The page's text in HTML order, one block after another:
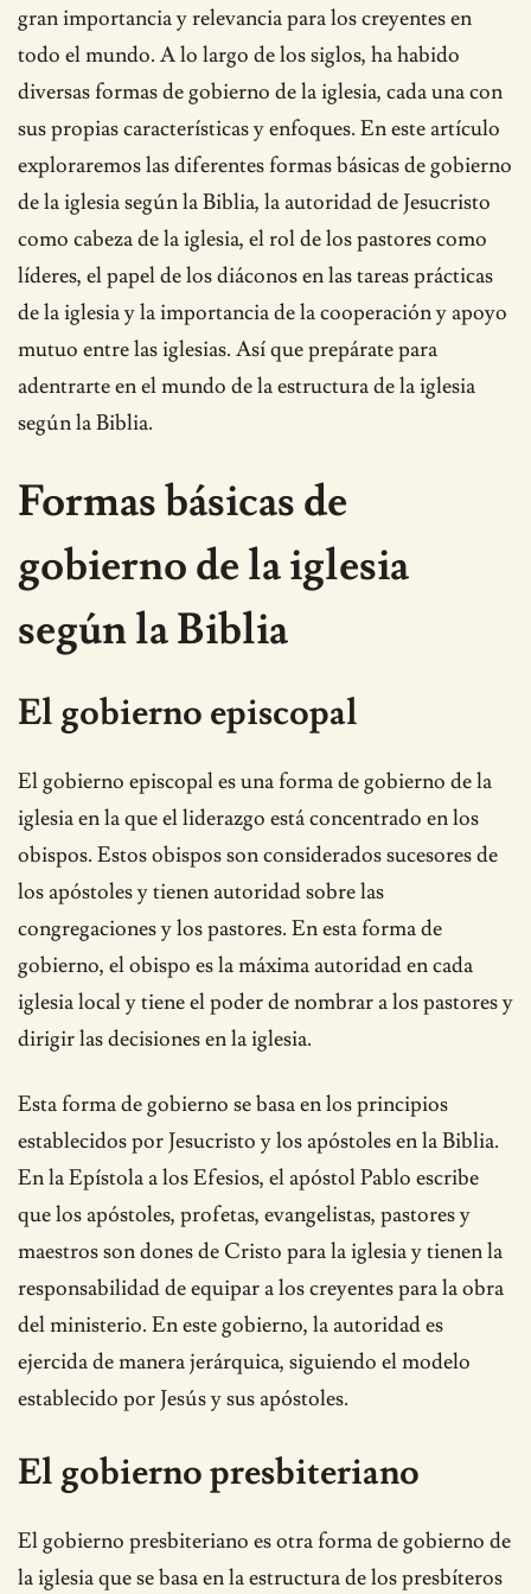
gran importancia y relevancia para los creyentes en
todo el mundo. A lo largo de los siglos, ha habido
diversas formas de gobierno de la iglesia, cada una con
sus propias características y enfoques. En este artículo
exploraremos las diferentes formas básicas de gobierno
de la iglesia según la Biblia, la autoridad de Jesucristo
como cabeza de la iglesia, el rol de los pastores como
líderes, el papel de los diáconos en las tareas prácticas
de la iglesia y la importancia de la cooperación y apoyo
mutuo entre las iglesias. Así que prepárate para
adentrarte en el mundo de la estructura de la iglesia
según la Biblia.
Formas básicas de
gobierno de la iglesia
según la Biblia
El gobierno episcopal
El gobierno episcopal es una forma de gobierno de la
iglesia en la que el liderazgo está concentrado en los
obispos. Estos obispos son considerados sucesores de
los apóstoles y tienen autoridad sobre las
congregaciones y los pastores. En esta forma de
gobierno, el obispo es la máxima autoridad en cada
iglesia local y tiene el poder de nombrar a los pastores y
dirigir las decisiones en la iglesia.
Esta forma de gobierno se basa en los principios
establecidos por Jesucristo y los apóstoles en la Biblia.
En la Epístola a los Efesios, el apóstol Pablo escribe
que los apóstoles, profetas, evangelistas, pastores y
maestros son dones de Cristo para la iglesia y tienen la
responsabilidad de equipar a los creyentes para la obra
del ministerio. En este gobierno, la autoridad es
ejercida de manera jerárquica, siguiendo el modelo
establecido por Jesús y sus apóstoles.
El gobierno presbiteriano
El gobierno presbiteriano es otra forma de gobierno de
la iglesia que se basa en la estructura de los presbíteros